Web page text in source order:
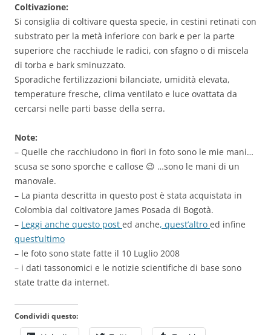
Coltivazione:
Si consiglia di coltivare questa specie, in cestini retinati con
substrato per la metà inferiore con bark e per la parte
superiore che racchiude le radici, con sfagno o di miscela
di torba e bark sminuzzato.
Sporadiche fertilizzazioni bilanciate, umidità elevata,
temperature fresche, clima ventilato e luce ovattata da
cercarsi nelle parti basse della serra.
Note:
– Quelle che racchiudono in fiori in foto sono le mie mani…
scusa se sono sporche e callose 😉 …sono le mani di un
manovale.
– La pianta descritta in questo post è stata acquistata in
Colombia dal coltivatore James Posada di Bogotà.
– Leggi anche questo post ed anche, quest’altro ed infine
quest’ultimo
– le foto sono state fatte il 10 Luglio 2008
– i dati tassonomici e le notizie scientifiche di base sono
state tratte da internet.
Condividi questo: